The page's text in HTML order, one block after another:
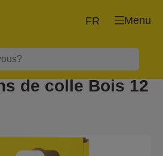
Menu
FR
de colle Bois 12